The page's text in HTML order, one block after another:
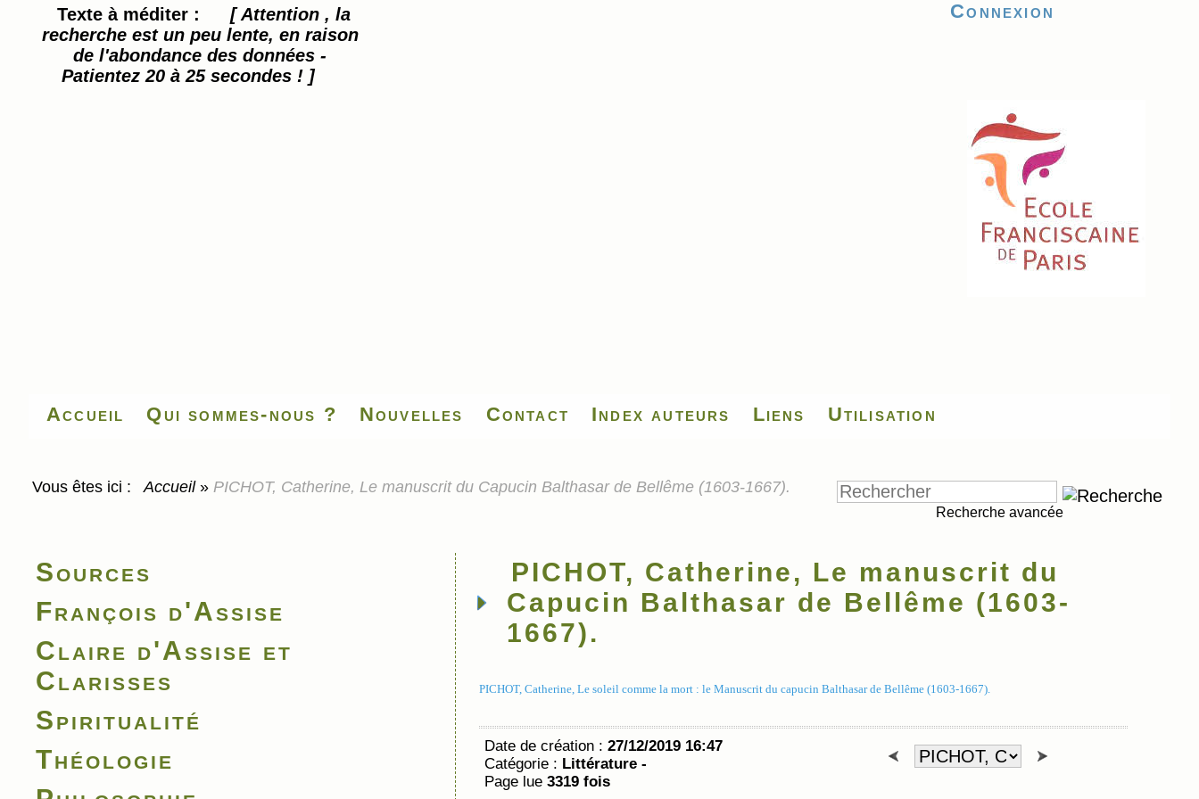
Texte à méditer :
[ Attention , la
recherche est un peu lente, en raison
de l'abondance des données -
Patientez 20 à 25 secondes ! ]
Accueil
Connexion
Qui sommes-nous ? Nouvelles Contact Index auteurs Liens Utilisation
Vous êtes ici : Accueil » PICHOT, Catherine, Le manuscrit du Capucin Balthasar de Bellême (1603-1667).
Recherche avancée
Sources
François d'Assise
Claire d'Assise et
Clarisses
Spiritualité
Théologie
PICHOT, Catherine, Le manuscrit du
Capucin Balthasar de Bellême (1603-
1667).
PICHOT, Catherine, Le soleil comme la mort : le Manuscrit du capucin Balthasar de Bellême (1603-1667).
Date de création : 27/12/2019 16:47
Catégorie : Littérature -
Page lue 3319 fois